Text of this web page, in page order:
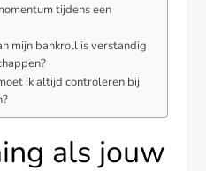
tijdens een
mijn bankroll is verstandig
ik altijd controleren bij
als jouw